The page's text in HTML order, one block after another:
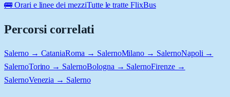
🚌 Orari e linee dei mezziTutte le tratte FlixBus
Percorsi correlati
Salerno → CataniaRoma → SalernoMilano → SalernoNapoli →
SalernoTorino → SalernoBologna → SalernoFirenze →
SalernoVenezia → Salerno